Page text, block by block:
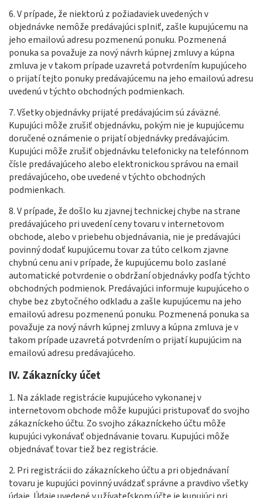
6. V prípade, že niektorú z požiadaviek uvedených v
objednávke nemôže predávajúci splniť, zašle kupujúcemu na
jeho emailovú adresu pozmenenú ponuku. Pozmenená
ponuka sa považuje za nový návrh kúpnej zmluvy a kúpna
zmluva je v takom prípade uzavretá potvrdením kupujúceho
o prijatí tejto ponuky predávajúcemu na jeho emailovú adresu
uvedenú v týchto obchodných podmienkach.
7. Všetky objednávky prijaté predávajúcim sú záväzné.
Kupujúci môže zrušiť objednávku, pokým nie je kupujúcemu
doručené oznámenie o prijatí objednávky predávajúcim.
Kupujúci môže zrušiť objednávku telefonicky na telefónnom
čísle predávajúceho alebo elektronickou správou na email
predávajúceho, obe uvedené v týchto obchodných
podmienkach.
8. V prípade, že došlo ku zjavnej technickej chybe na strane
predávajúceho pri uvedení ceny tovaru v internetovom
obchode, alebo v priebehu objednávania, nie je predávajúci
povinný dodať kupujúcemu tovar za túto celkom zjavne
chybnú cenu ani v prípade, že kupujúcemu bolo zaslané
automatické potvrdenie o obdržaní objednávky podľa týchto
obchodných podmienok. Predávajúci informuje kupujúceho o
chybe bez zbytočného odkladu a zašle kupujúcemu na jeho
emailovú adresu pozmenenú ponuku. Pozmenená ponuka sa
považuje za nový návrh kúpnej zmluvy a kúpna zmluva je v
takom prípade uzavretá potvrdením o prijatí kupujúcim na
emailovú adresu predávajúceho.
IV. Zákaznícky účet
1. Na základe registrácie kupujúceho vykonanej v
internetovom obchode môže kupujúci pristupovať do svojho
zákazníckeho účtu. Zo svojho zákazníckeho účtu môže
kupujúci vykonávať objednávanie tovaru. Kupujúci môže
objednávať tovar tiež bez registrácie.
2. Pri registrácii do zákazníckeho účtu a pri objednávaní
tovaru je kupujúci povinný uvádzať správne a pravdivo všetky